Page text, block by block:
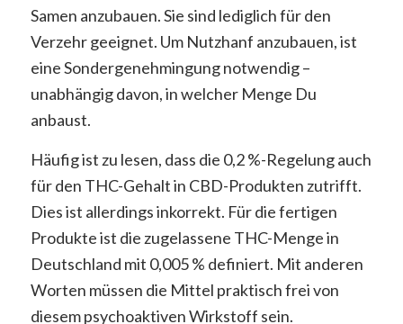
Samen anzubauen. Sie sind lediglich für den
Verzehr geeignet. Um Nutzhanf anzubauen, ist
eine Sondergenehmingung notwendig –
unabhängig davon, in welcher Menge Du
anbaust.
Häufig ist zu lesen, dass die 0,2 %-Regelung auch
für den THC-Gehalt in CBD-Produkten zutrifft.
Dies ist allerdings inkorrekt. Für die fertigen
Produkte ist die zugelassene THC-Menge in
Deutschland mit 0,005 % definiert. Mit anderen
Worten müssen die Mittel praktisch frei von
diesem psychoaktiven Wirkstoff sein.